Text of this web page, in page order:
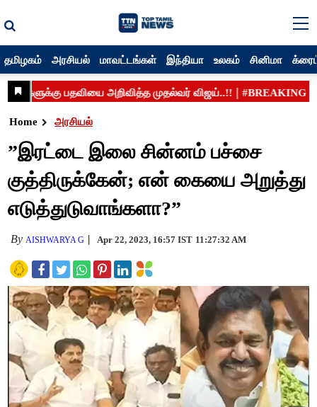
தமிழகம் அரசியல் மாவட்டங்கள் இந்தியா உலகம் சினிமா
Home அரசியல்
”இரட்டை இலை சின்னம் பச்சை
குத்திருக்கேன்; என் கையை அறுத்து
எடுத்துடுவாங்களா?”
By AISHWARYA G Apr 22, 2023, 16:57 IST 11:27:32 AM